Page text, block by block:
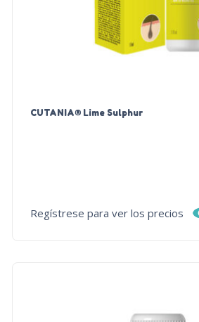
CUTANIA® Lime Sulphur
Regístrese para ver los precios